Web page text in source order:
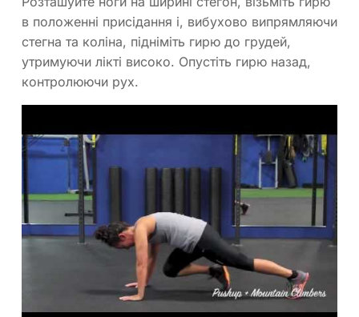
в положенні присідання і, вибухово випрямляючи
стегна та коліна, підніміть гирю до грудей,
утримуючи лікті високо. Опустіть гирю назад,
контролюючи рух.